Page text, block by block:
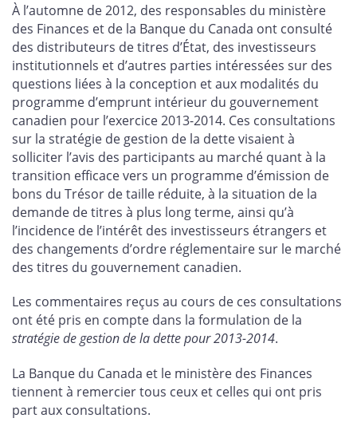
À l’automne de 2012, des responsables du ministère
des Finances et de la Banque du Canada ont consulté
des distributeurs de titres d’État, des investisseurs
institutionnels et d’autres parties intéressées sur des
questions liées à la conception et aux modalités du
programme d’emprunt intérieur du gouvernement
canadien pour l’exercice 2013-2014. Ces consultations
sur la stratégie de gestion de la dette visaient à
solliciter l’avis des participants au marché quant à la
transition efficace vers un programme d’émission de
bons du Trésor de taille réduite, à la situation de la
demande de titres à plus long terme, ainsi qu’à
l’incidence de l’intérêt des investisseurs étrangers et
des changements d’ordre réglementaire sur le marché
des titres du gouvernement canadien.
Les commentaires reçus au cours de ces consultations
ont été pris en compte dans la formulation de la
stratégie de gestion de la dette pour 2013-2014.
La Banque du Canada et le ministère des Finances
tiennent à remercier tous ceux et celles qui ont pris
part aux consultations.